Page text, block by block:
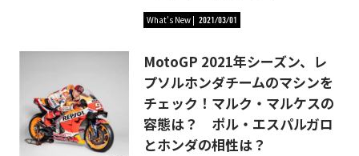
What's New 2021/03/01
MotoGP 2021年シーズン、レ
プソルホンダチームのマシンを
チェック！マルク・マルケスの
容態は？ ポル・エスパルガロ
とホンダの相性は？